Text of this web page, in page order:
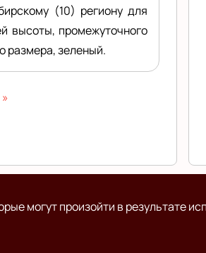
(10) региону для
высоты, промежуточного
размера, зеленый.
могут произойти в результате